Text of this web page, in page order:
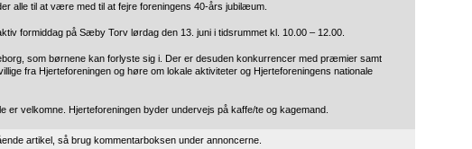
alle til at være med til at fejre foreningens 40-års jubilæum.
formiddag på Sæby Torv lørdag den 13. juni i tidsrummet kl. 10.00 – 12.00.
som børnene kan forlyste sig i. Der er desuden konkurrencer med præmier samt
fra Hjerteforeningen og høre om lokale aktiviteter og Hjerteforeningens nationale
er velkomne. Hjerteforeningen byder undervejs på kaffe/te og kagemand.
artikel, så brug kommentarboksen under annoncerne.